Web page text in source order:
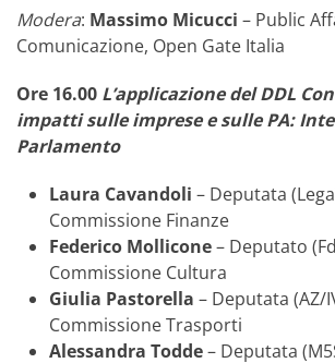
Modera: Massimo Micucci – Public
Comunicazione, Open Gate Italia
Ore 16.00 L’applicazione del DDL
impatti sulle imprese e sulle PA:
Parlamento
Laura Cavandoli – Deputata
Commissione Finanze
Federico Mollicone– Deputato
Commissione Cultura
Giulia Pastorella – Deputata (AZ/
Commissione Trasporti
Alessandra Todde– Deputata